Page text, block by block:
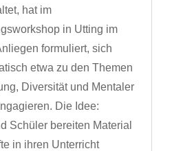
hat im
in Utting im
formuliert, sich
etwa zu den Themen
Diversität und Mentaler
Die Idee:
Schüler bereiten Material
in ihren Unterricht